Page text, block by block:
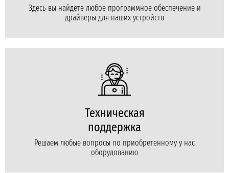
Здесь вы найдете любое программное обеспечение и
драйверы для наших устройств
Техническая
поддержка
Решаем любые вопросы по приобретенному у нас
оборудованию